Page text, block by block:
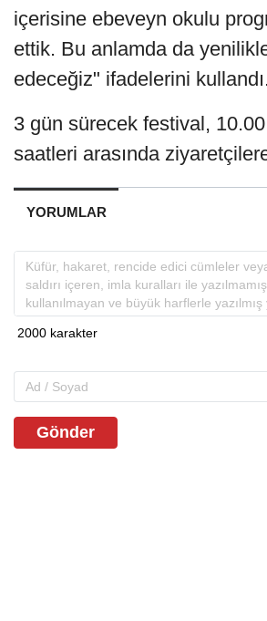
içerisine ebeveyn okulu
ettik. Bu anlamda da
edeceğiz" ifadelerini
3 gün sürecek festival,
saatleri arasında
YORUMLAR
Gönder